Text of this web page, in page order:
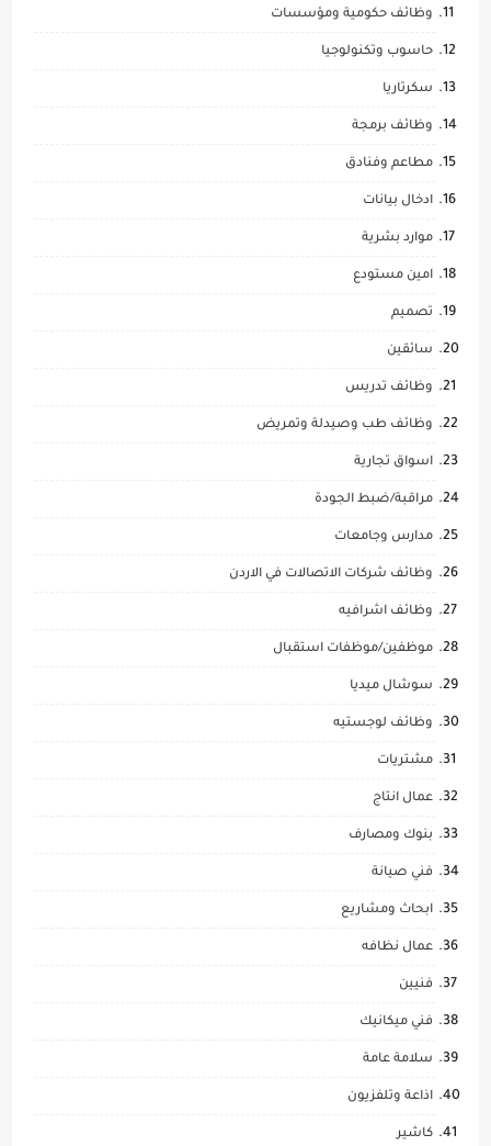
وظائف حكومية ومؤسسات
حاسوب وتكنولوجيا
سكرتاريا
وظائف برمجة
مطاعم وفنادق
ادخال بيانات
موارد بشرية
امين مستودع
تصميم
سائقين
وظائف تدريس
وظائف طب وصيدلة وتمريض
اسواق تجارية
مراقبة/ضبط الجودة
مدارس وجامعات
وظائف شركات الاتصالات في الاردن
وظائف اشرافيه
موظفين/موظفات استقبال
سوشال ميديا
وظائف لوجستيه
مشتريات
عمال انتاج
بنوك ومصارف
فني صيانة
ابحاث ومشاريع
عمال نظافه
فنيين
فني ميكانيك
سلامة عامة
اذاعة وتلفزيون
كاشير